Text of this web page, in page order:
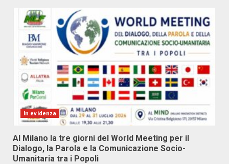
In evidenza
Al Milano la tre giorni del World Meeting per il
Dialogo, la Parola e la Comunicazione Socio-
Umanitaria tra i Popoli